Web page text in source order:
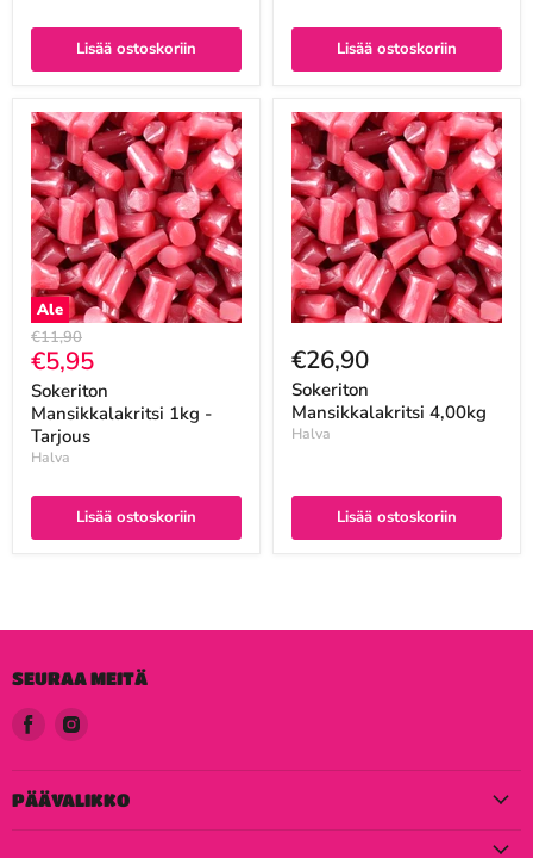
Lisää ostoskoriin Lisää ostoskoriin
Ale
Alkuperäinen
hinta
€11,90
Nykyinen
hinta
€5,95
Sokeriton
Mansikkalakritsi 1kg -
Tarjous
Halva
Lisää ostoskoriin
€26,90
Sokeriton
Mansikkalakritsi 4,00kg
Halva
Lisää ostoskoriin
SEURAA MEITÄ
Löydä
meidät
Facebook
Löydä
Instagram
PÄÄVALIKKO